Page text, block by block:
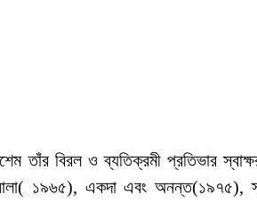
তাঁর বিরল ও ব্যতিক্রমী প্রতিভার
১৯৬৫), একদা এবং অনন্ত(১৯৭৫),